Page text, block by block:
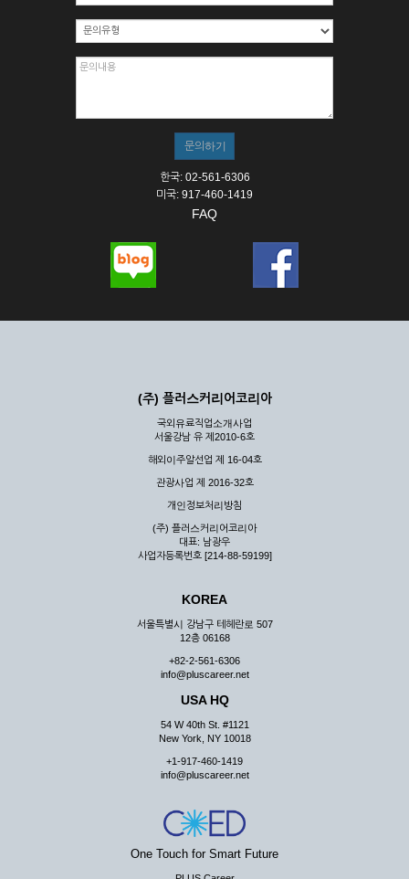
한국: 02-561-6306
미국: 917-460-1419
FAQ
(주) 플러스커리어코리아
국외유료직업소개사업
서울강남 유 제2010-6호
해외이주알선업 제 16-04호
관광사업 제 2016-32호
개인정보처리방침
(주) 플러스커리어코리아
대표: 남광우
사업자등록번호 [214-88-59199]
KOREA
서울특별시 강남구 테헤란로 507
12층 06168
+82-2-561-6306
info@pluscareer.net
USA HQ
54 W 40th St. #1121
New York, NY 10018
+1-917-460-1419
info@pluscareer.net
One Touch for Smart Future